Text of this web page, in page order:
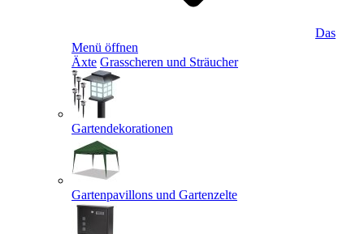
Das
Menü öffnen
Äxte Grasscheren und Sträucher
Gartendekorationen
Gartenpavillons und Gartenzelte